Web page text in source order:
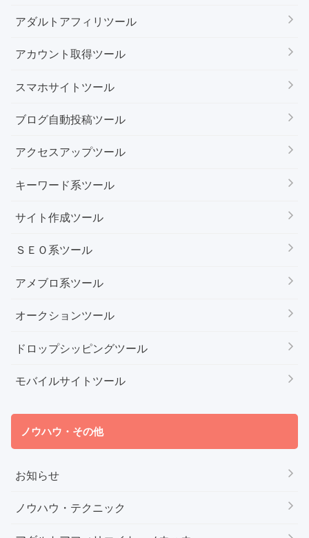
アダルトアフィリツール
アカウント取得ツール
スマホサイトツール
ブログ自動投稿ツール
アクセスアップツール
キーワード系ツール
サイト作成ツール
ＳＥＯ系ツール
アメブロ系ツール
オークションツール
ドロップシッピングツール
モバイルサイトツール
ノウハウ・その他
お知らせ
ノウハウ・テクニック